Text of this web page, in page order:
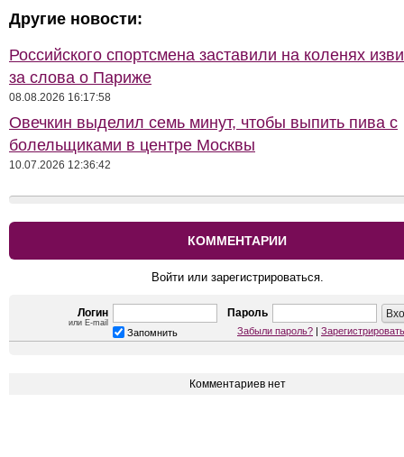
Другие новости:
Российского спортсмена заставили на коленях
за слова о Париже
08.08.2026 16:17:58
Овечкин выделил семь минут, чтобы выпить пива с
болельщиками в центре Москвы
10.07.2026 12:36:42
КОММЕНТАРИИ
Войти или зарегистрироваться.
Логин
или E-mail
Пароль
Запомнить Забыли пароль? |
Комментариев нет